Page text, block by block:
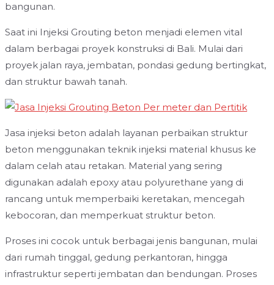
bangunan.
Saat ini Injeksi Grouting beton menjadi elemen vital
dalam berbagai proyek konstruksi di Bali. Mulai dari
proyek jalan raya, jembatan, pondasi gedung bertingkat,
dan struktur bawah tanah.
Jasa injeksi beton adalah layanan perbaikan struktur
beton menggunakan teknik injeksi material khusus ke
dalam celah atau retakan. Material yang sering
digunakan adalah epoxy atau polyurethane yang di
rancang untuk memperbaiki keretakan, mencegah
kebocoran, dan memperkuat struktur beton.
Proses ini cocok untuk berbagai jenis bangunan, mulai
dari rumah tinggal, gedung perkantoran, hingga
infrastruktur seperti jembatan dan bendungan. Proses